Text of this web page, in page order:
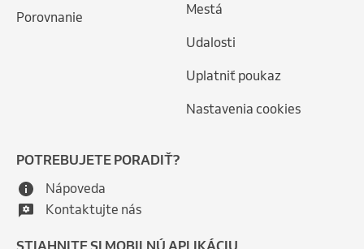
Porovnanie Mestá
Udalosti
Uplatniť poukaz
Nastavenia cookies
POTREBUJETE PORADIŤ?
Nápoveda
Kontaktujte nás
STIAHNITE SI MOBILNÚ APLIKÁCIU